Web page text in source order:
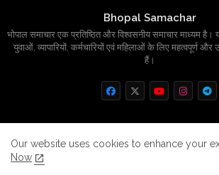
Bhopal Samachar
भोपाल समाचार एक प्रतिष्ठित और विश्वसनीय समाचार माध्यम है। यहां
युवाओं, व्यापारियों, कर्मचारियों एवं महिलाओं के लिए महत्वपूर्ण और
हैं।
Home About Contact us
Our website uses cookies to enhance your
Now